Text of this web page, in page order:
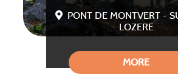
PONT DE MONTVERT -
LOZERE
MORE